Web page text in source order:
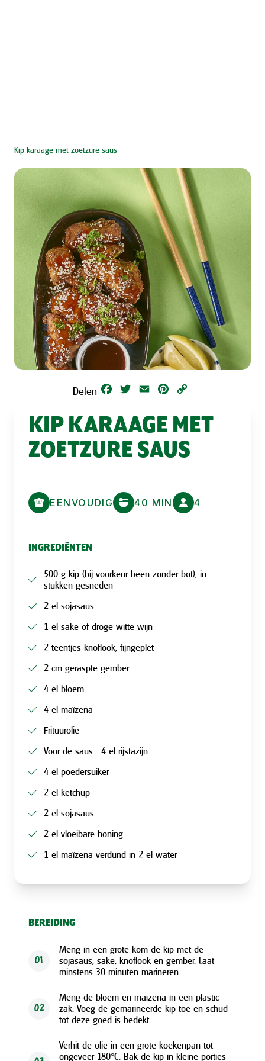
Kip karaage met zoetzure saus
Delen Facebook
Twitter Email Pinterest
KIP KARAAGE MET
ZOETZURE SAUS
EENVOUDIG 40 MIN 4
INGREDIËNTEN
500 g kip (bij voorkeur been zonder bot), in
stukken gesneden
2 el sojasaus
1 el sake of droge witte wijn
2 teentjes knoflook, fijngeplet
2 cm geraspte gember
4 el bloem
4 el maïzena
Frituurolie
Voor de saus : 4 el rijstazijn
4 el poedersuiker
2 el ketchup
2 el sojasaus
2 el vloeibare honing
1 el maïzena verdund in 2 el water
BEREIDING
01
Meng in een grote kom de kip met de
sojasaus, sake, knoflook en gember. Laat
minstens 30 minuten marineren
02
Meng de bloem en maïzena in een plastic
zak. Voeg de gemarineerde kip toe en schud
tot deze goed is bedekt.
Verhit de olie in een grote koekenpan tot
ongeveer 180°C. Bak de kip in kleine porties